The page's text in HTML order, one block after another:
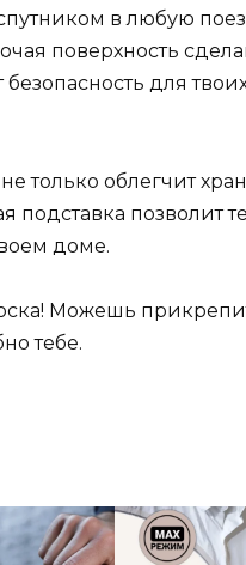
в любую
поверхность
безопасность для
только облегчит
подставка позволит
доме.
Можешь
тебе.